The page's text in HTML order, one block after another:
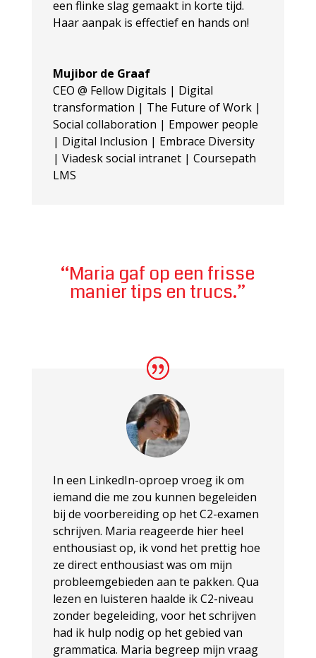
een flinke slag gemaakt in korte tijd.
Haar aanpak is effectief en hands on!
Mujibor de Graaf
CEO @ Fellow Digitals | Digital
transformation | The Future of Work |
Social collaboration | Empower people
| Digital Inclusion | Embrace Diversity
| Viadesk social intranet | Coursepath
LMS
“Maria gaf op een frisse
manier tips en trucs.”
In een LinkedIn-oproep vroeg ik om
iemand die me zou kunnen begeleiden
bij de voorbereiding op het C2-examen
schrijven. Maria reageerde hier heel
enthousiast op, ik vond het prettig hoe
ze direct enthousiast was om mijn
probleemgebieden aan te pakken. Qua
lezen en luisteren haalde ik C2-niveau
zonder begeleiding, voor het schrijven
had ik hulp nodig op het gebied van
grammatica. Maria begreep mijn vraag